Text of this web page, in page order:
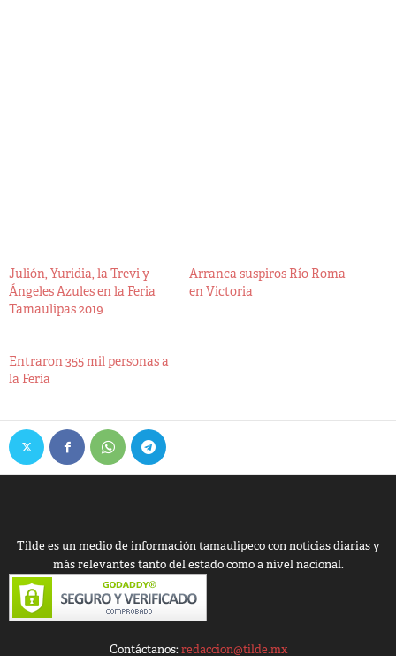
Julión, Yuridia, la Trevi y
Ángeles Azules en la Feria
Tamaulipas 2019
Arranca suspiros Río Roma
en Victoria
Entraron 355 mil personas a
la Feria
Tilde es un medio de información tamaulipeco con noticias diarias y
más relevantes tanto del estado como a nivel nacional.
Contáctanos:redaccion@tilde.mx